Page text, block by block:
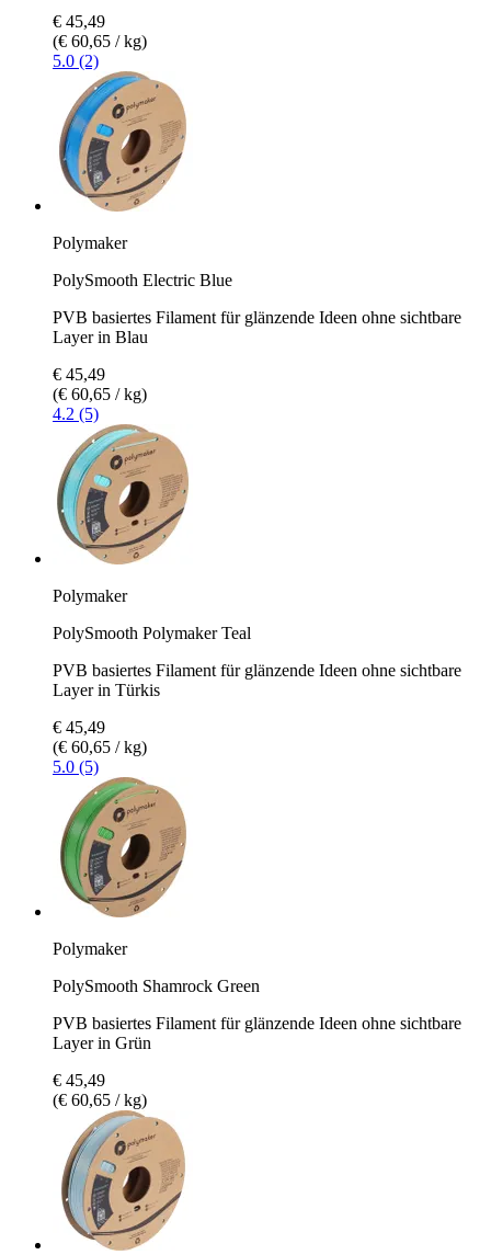
€ 45,49
(€ 60,65 / kg)
5.0 (2)
Polymaker
PolySmooth Electric Blue
PVB basiertes Filament für glänzende Ideen ohne sichtbare
Layer in Blau
€ 45,49
(€ 60,65 / kg)
4.2 (5)
Polymaker
PolySmooth Polymaker Teal
PVB basiertes Filament für glänzende Ideen ohne sichtbare
Layer in Türkis
€ 45,49
(€ 60,65 / kg)
5.0 (5)
Polymaker
PolySmooth Shamrock Green
PVB basiertes Filament für glänzende Ideen ohne sichtbare
Layer in Grün
€ 45,49
(€ 60,65 / kg)